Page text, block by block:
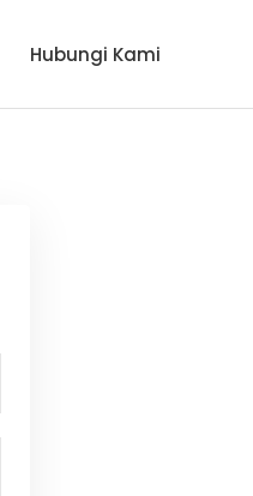
Hubungi Kami